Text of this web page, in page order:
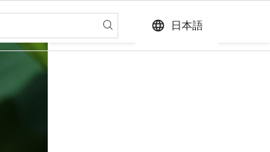
language 日本語